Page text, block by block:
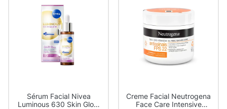
Sérum Facial Nivea
Luminous 630 Skin Glow
Creme Facial Neutrogena
Face Care Intensive